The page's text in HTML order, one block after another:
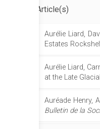
Article(s)
Aurélie Liard,
Estates
Aurélie Liard,
at the Late
Auréade Henry,
Bulletin de la